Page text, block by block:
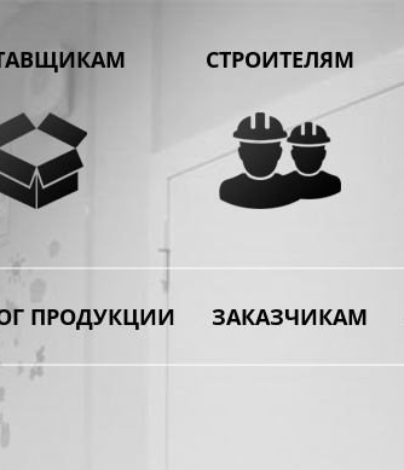
СТРОИТЕЛЯМ
ПРОДУКЦИИ ЗАКАЗЧИКАМ